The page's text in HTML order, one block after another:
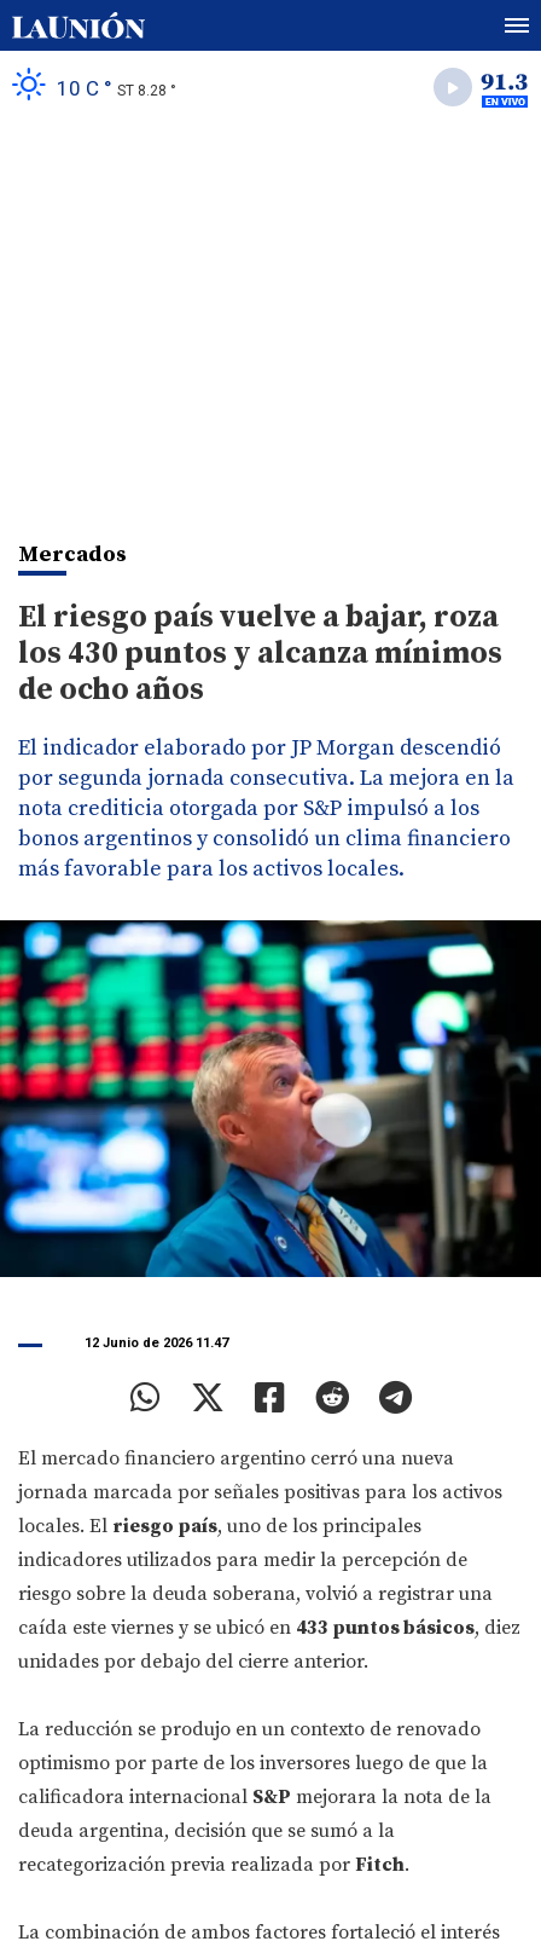
10 C ° ST 8.28 °
Mercados
El riesgo país vuelve a bajar, roza
los 430 puntos y alcanza mínimos
de ocho años
El indicador elaborado por JP Morgan descendió
por segunda jornada consecutiva. La mejora en la
nota crediticia otorgada por S&P impulsó a los
bonos argentinos y consolidó un clima financiero
más favorable para los activos locales.
12 Junio de 2026 11.47
El mercado financiero argentino cerró una nueva
jornada marcada por señales positivas para los activos
locales. El riesgo país, uno de los principales
indicadores utilizados para medir la percepción de
riesgo sobre la deuda soberana, volvió a registrar una
caída este viernes y se ubicó en 433 puntos básicos, diez
unidades por debajo del cierre anterior.
La reducción se produjo en un contexto de renovado
optimismo por parte de los inversores luego de que la
calificadora internacional S&P mejorara la nota de la
deuda argentina, decisión que se sumó a la
recategorización previa realizada por Fitch.
La combinación de ambos factores fortaleció el interés